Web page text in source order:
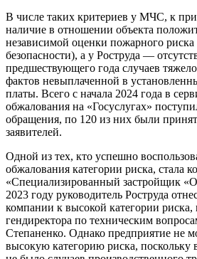
В числе таких критериев у МЧС, к
наличие в отношении объекта
независимой оценки пожарного
безопасности), а у Роструда —
предшествующего года случаев
фактов невыплаченной в
платы. Всего с начала 2024 года в
обжалования на «Госуслугах»
обращения, по 120 из них были
заявителей.
Одной из тех, кто успешно
обжалования категории риска, стала
«Специализированный застройщик
2023 году руководитель Роструда
компании к высокой категории риска,
гендиректора по техническим
Степаненко. Однако предприятие не
высокую категорию риска, поскольку